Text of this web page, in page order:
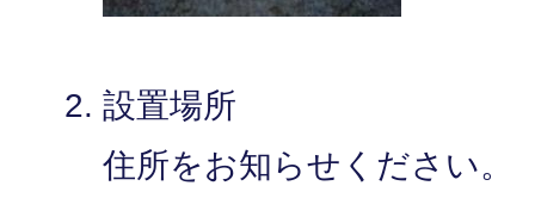
設置場所
住所をお知らせください。